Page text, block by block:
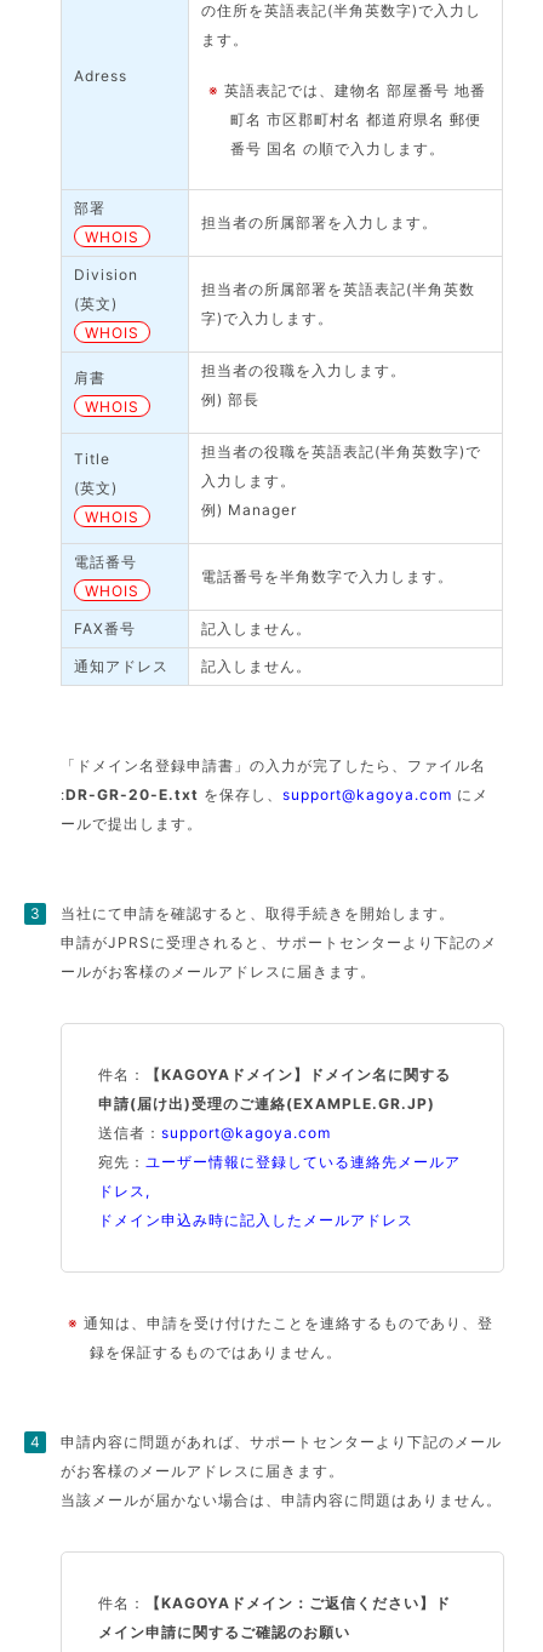
Adress
の住所を英語表記(半角英数字)で入力し
ます。
※英語表記では、建物名 部屋番号 地番
町名 市区郡町村名 都道府県名 郵便
番号 国名 の順で入力します。
部署
WHOIS
担当者の所属部署を入力します。
Division
(英文)
WHOIS
担当者の所属部署を英語表記(半角英数
字)で入力します。
肩書
WHOIS
担当者の役職を入力します。
例) 部長
Title
(英文)
WHOIS
担当者の役職を英語表記(半角英数字)で
入力します。
例) Manager
電話番号
WHOIS
電話番号を半角数字で入力します。
FAX番号 記入しません。
通知アドレス 記入しません。
「ドメイン名登録申請書」の入力が完了したら、ファイル名
:DR-GR-20-E.txt を保存し、support@kagoya.com にメ
ールで提出します。
当社にて申請を確認すると、取得手続きを開始します。
申請がJPRSに受理されると、サポートセンターより下記のメ
ールがお客様のメールアドレスに届きます。
件名：
【KAGOYAドメイン】ドメイン名に関する
申請(届け出)受理のご連絡(EXAMPLE.GR.JP)
送信者：support@kagoya.com
宛先：ユーザー情報に登録している連絡先メールア
ドレス,
ドメイン申込み時に記入したメールアドレス
※通知は、申請を受け付けたことを連絡するものであり、登
録を保証するものではありません。
申請内容に問題があれば、サポートセンターより下記のメール
がお客様のメールアドレスに届きます。
当該メールが届かない場合は、申請内容に問題はありません。
件名：
【KAGOYAドメイン：ご返信ください】ド
メイン申請に関するご確認のお願い